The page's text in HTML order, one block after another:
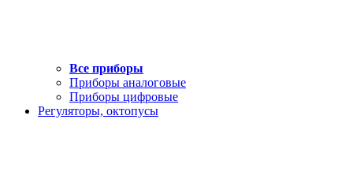
Все приборы
Приборы аналоговые
Приборы цифровые
Регуляторы, октопусы